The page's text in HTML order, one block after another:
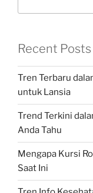
Recent Posts
Tren Terbaru
untuk Lansia
Trend Terkini
Anda Tahu
Mengapa Kursi
Saat Ini